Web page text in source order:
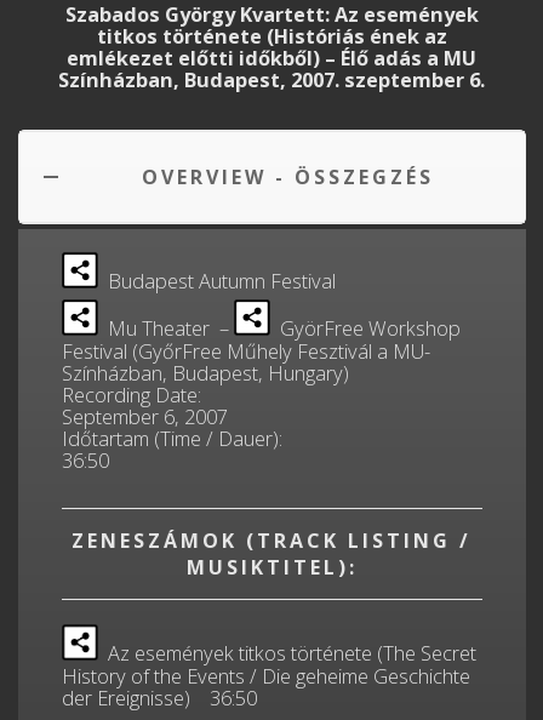
Szabados György Kvartett: Az események
titkos története (Históriás ének az
emlékezet előtti időkből) – Élő adás a MU
Színházban, Budapest, 2007. szeptember 6.
OVERVIEW - ÖSSZEGZÉS
Budapest Autumn Festival
Mu Theater –
GyörFree Workshop
Festival (GyőrFree Műhely Fesztivál a MU-
Színházban, Budapest, Hungary)
Recording Date:
September 6, 2007
Időtartam (Time / Dauer):
36:50
ZENESZÁMOK (TRACK LISTING /
MUSIKTITEL):
Az események titkos története (The Secret
History of the Events / Die geheime Geschichte
der Ereignisse) 36:50